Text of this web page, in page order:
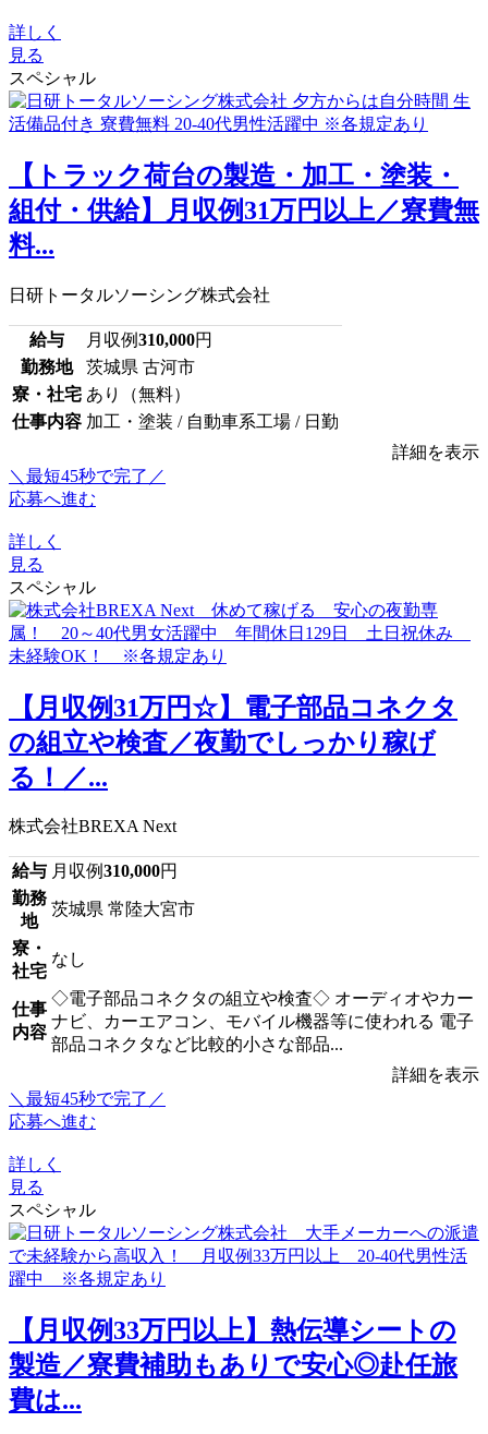
詳しく
見る
スペシャル
【トラック荷台の製造・加工・塗装・
組付・供給】月収例31万円以上／寮費無
料...
日研トータルソーシング株式会社
給与 月収例310,000円
勤務地
茨城県 古河市
寮・社宅 あり（無料）
仕事内容 加工・塗装 / 自動車系工場 / 日勤
詳細を表示
＼最短45秒で完了／
応募へ進む
詳しく
見る
スペシャル
【月収例31万円☆】電子部品コネクタ
の組立や検査／夜勤でしっかり稼げ
る！／...
株式会社BREXA Next
給与 月収例310,000円
勤務
地
茨城県 常陸大宮市
寮・
社宅
なし
仕事
内容
◇電子部品コネクタの組立や検査◇ オーディオやカー
ナビ、カーエアコン、モバイル機器等に使われる 電子
部品コネクタなど比較的小さな部品...
詳細を表示
＼最短45秒で完了／
応募へ進む
詳しく
見る
スペシャル
【月収例33万円以上】熱伝導シートの
製造／寮費補助もありで安心◎赴任旅
費は...